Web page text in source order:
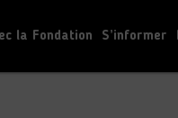
la Fondation S’informer